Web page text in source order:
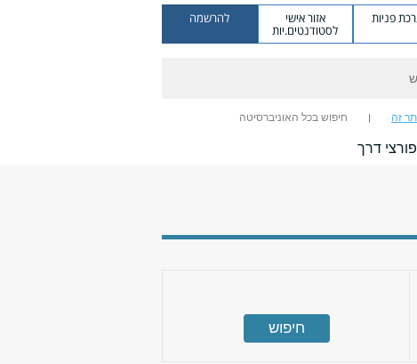
פניות אזור אישי
לסטודנטים.יות
להרשמה
זה חיפוש בכל האוניברסיטה
דרך